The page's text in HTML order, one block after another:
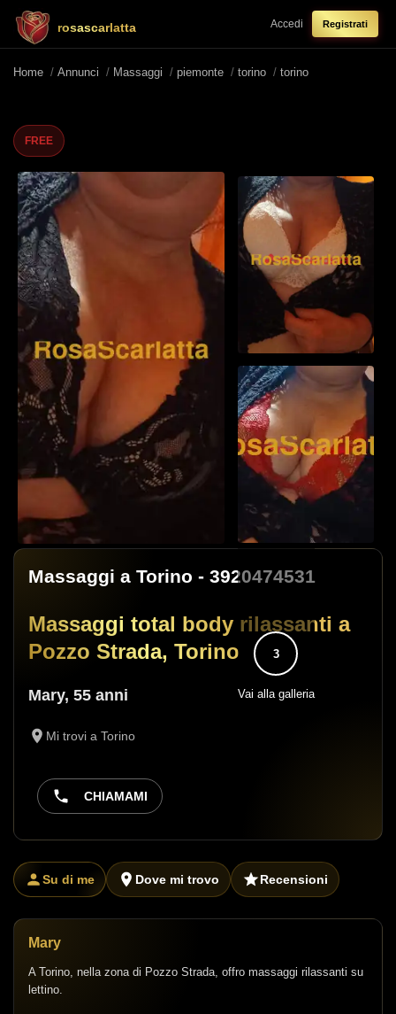
rosascarlatta Accedi Registrati
Home / Annunci / Massaggi / piemonte / torino / torino
Massaggi a Torino - 3920474531
Massaggi total body rilassanti a
Pozzo Strada, Torino
Mary, 55 anni
Mi trovi a Torino
CHIAMAMI
FREE
3
Vai alla galleria
Su di me Dove mi trovo Recensioni
Mary
A Torino, nella zona di Pozzo Strada, offro massaggi rilassanti su
lettino.